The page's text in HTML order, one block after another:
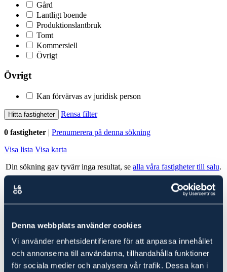
Denna webbplats använder cookies
Vi använder enhetsidentifierare för att anpassa innehållet
och annonserna till användarna, tillhandahålla funktioner
för sociala medier och analysera vår trafik. Dessa kan i
Gård
Lantligt boende
Produktionslantbruk
Tomt
Kommersiell
Övrigt
Övrigt
Kan förvärvas av juridisk person
Hitta fastigheter Rensa filter
0 fastigheter | Prenumerera på denna sökning
Visa lista Visa karta
Din sökning gav tyvärr inga resultat, se alla våra fastigheter till salu.
Ludvig & Co Fastighetsförmedling
Ludvig & Co Fastighetsförmedling är landets största förmedlare av
skog- och lantbruksfastigheter. Vi hjälper också varje år många
kunder att köpa en fastighet genom att ge rådgivning till spekulanter
i form av köp- och investeringskalkyler samt värdering.